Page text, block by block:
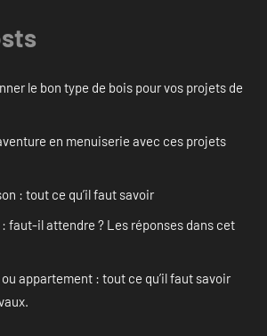
le bon type de bois pour vos projets de
en menuiserie avec ces projets
: tout ce qu’il faut savoir
faut-il attendre ? Les réponses dans cet
appartement : tout ce qu’il faut savoir